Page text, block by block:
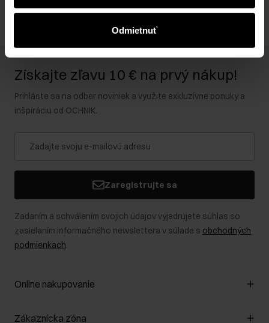
získali alebo ktoré ste získali pri používaní ich služieb.
Odmietnuť
Získajte zľavu 10 € na prvý nákup!
Prihláste sa na odber noviniek a využite exkluzívne ponuky a
inšpiráciu od OCHNIK.
Zaregistrujte sa
Zadaním a schválením svojich údajov vyjadrujete súhlas so
zasielaním informačného newslettera v súlade s obchodných
podmienkach.
Online nakupovanie
Spravovať súbory cookie
Zákaznícka zóna